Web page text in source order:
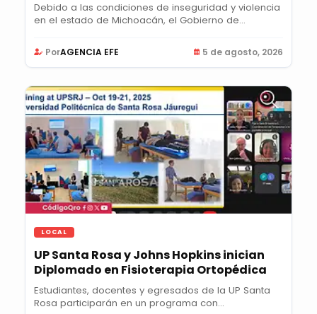
Debido a las condiciones de inseguridad y violencia
en el estado de Michoacán, el Gobierno de...
PorAGENCIA EFE 5 de agosto, 2026
LOCAL
UP Santa Rosa y Johns Hopkins inician
Diplomado en Fisioterapia Ortopédica
Estudiantes, docentes y egresados de la UP Santa
Rosa participarán en un programa con